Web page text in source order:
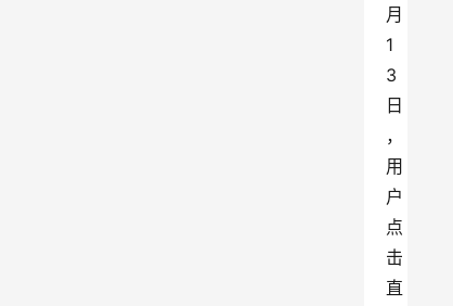
月
1
3
日
，
用
户
点
击
直